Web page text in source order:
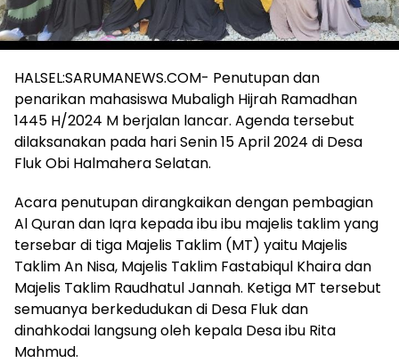
HALSEL:SARUMANEWS.COM- Penutupan dan
penarikan mahasiswa Mubaligh Hijrah Ramadhan
1445 H/2024 M berjalan lancar. Agenda tersebut
dilaksanakan pada hari Senin 15 April 2024 di Desa
Fluk Obi Halmahera Selatan.
Acara penutupan dirangkaikan dengan pembagian
Al Quran dan Iqra kepada ibu ibu majelis taklim yang
tersebar di tiga Majelis Taklim (MT) yaitu Majelis
Taklim An Nisa, Majelis Taklim Fastabiqul Khaira dan
Majelis Taklim Raudhatul Jannah. Ketiga MT tersebut
semuanya berkedudukan di Desa Fluk dan
dinahkodai langsung oleh kepala Desa ibu Rita
Mahmud.